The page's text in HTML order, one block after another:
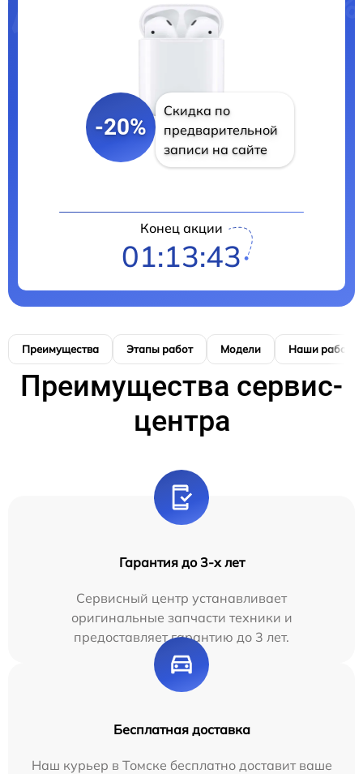
-20%
Скидка по
предварительной
записи на сайте
Конец акции
01:13:42
Преимущества Этапы работ Модели Наши работы
Преимущества сервис-
центра
Гарантия до 3-х лет
Сервисный центр устанавливает
оригинальные запчасти техники и
предоставляет гарантию до 3 лет.
Бесплатная доставка
Наш курьер в Томске бесплатно доставит ваше